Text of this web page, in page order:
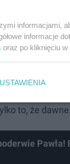
jak
porzucając
jest
czy
to, że
Pawła!
informacjami,
informacje
oraz po kliknięciu w
USTAWIENIA